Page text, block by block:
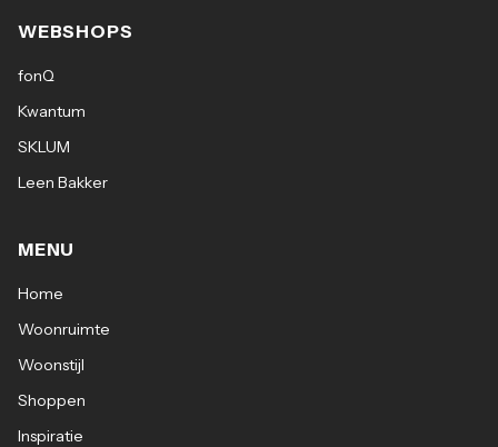
WEBSHOPS
fonQ
Kwantum
SKLUM
Leen Bakker
MENU
Home
Woonruimte
Woonstijl
Shoppen
Inspiratie